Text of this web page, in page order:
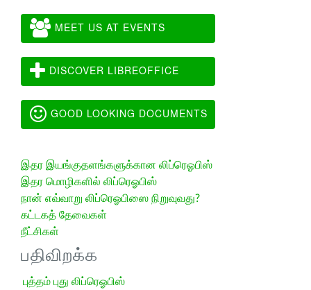
MEET US AT EVENTS
DISCOVER LIBREOFFICE
GOOD LOOKING DOCUMENTS
இதர இயங்குதளங்களுக்கான லிப்ரெஓபிஸ்
இதர மொழிகளில் லிப்ரெஓபிஸ்
நான் எவ்வாறு லிப்ரெஓபிஸை நிறுவுவது?
கட்டகத் தேவைகள்
நீட்சிகள்
பதிவிறக்க
புத்தம் புது லிப்ரெஓபிஸ்